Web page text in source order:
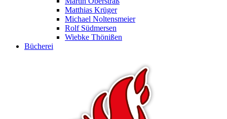
Matthias Krüger
Michael Noltensmeier
Rolf Südmersen
Wiebke Thönißen
Bücherei